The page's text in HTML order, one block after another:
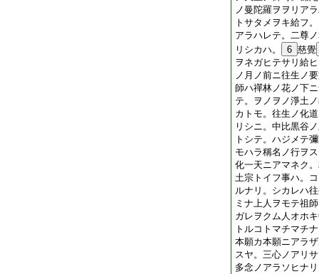
ノ曼陀羅ヲヲリア
トサタメヲキ給フ
アラハレテ。二尊
リシカハ。
6 慈覺
ヲネガヒテサリ給
ノ月ノ前ニ往生ノ
師ハ禪林ノ花ノ下
テ。ヲノヲノ淨土
カトモ。往生ノ化
リシニ。中比黒谷
トシテ。ハジメテ
モハラ稱名ノ行ヲ
化一天ニアマネク
土宗トイフ事ハ。
ルナリ。シカレハ
ミナ上人ヲモテ祖
ガレヲクム人オホ
トルコトマチマチ
本願カ本願ニアラ
スヤ。三心ノアリ
多念ノアラソヒナ